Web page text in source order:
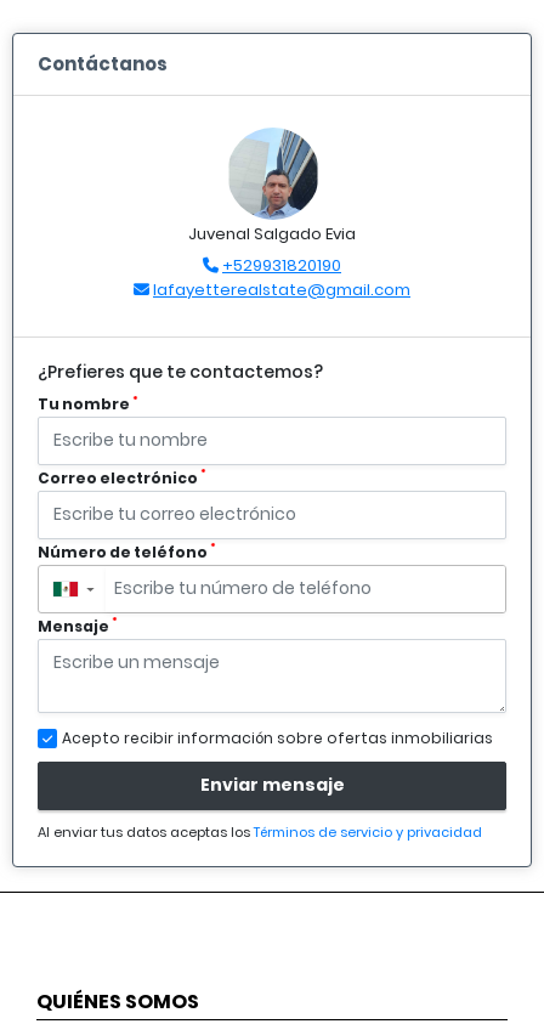
Contáctanos
Juvenal Salgado Evia
+529931820190
lafayetterealstate@gmail.com
¿Prefieres que te contactemos?
Tu nombre *
Correo electrónico *
Número de teléfono *
▼
Mensaje *
Acepto recibir información sobre ofertas inmobiliarias
Enviar mensaje
Al enviar tus datos aceptas losTérminos de servicio y privacidad
QUIÉNES SOMOS